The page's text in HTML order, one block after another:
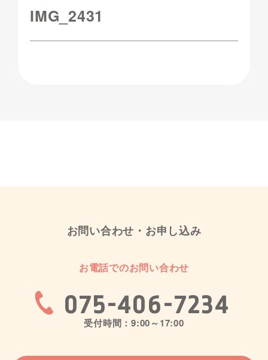
IMG_2431
お問い合わせ・お申し込み
お電話でのお問い合わせ
075-406-7234
受付時間：9:00～17:00